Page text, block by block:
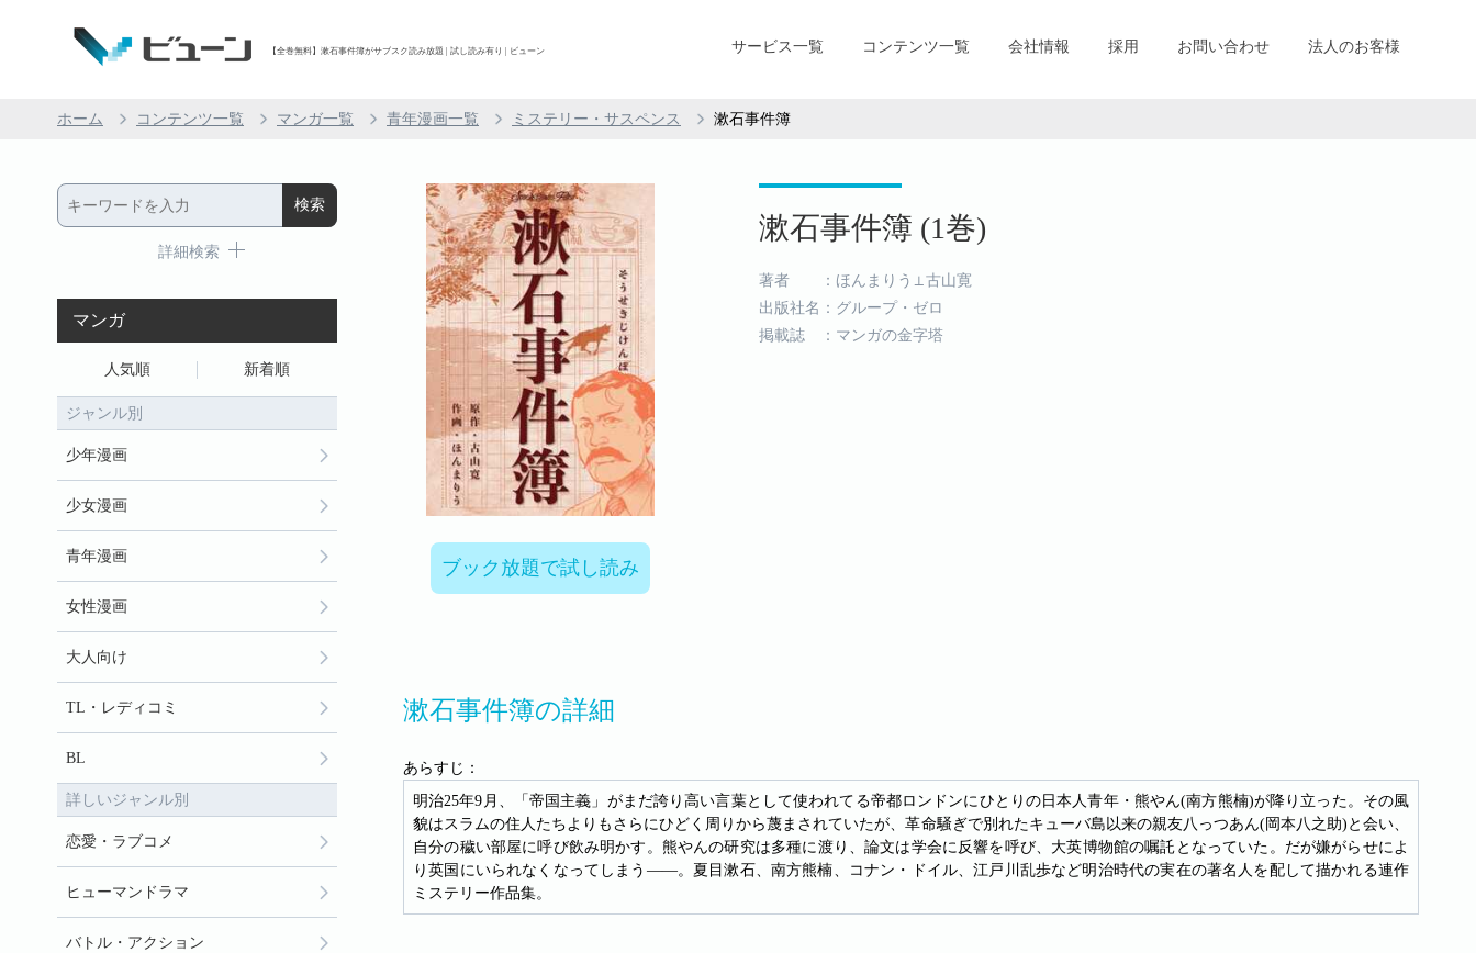
【全巻無料】漱石事件簿がサブスク読み放題 | 試し読み有り | ビューン サービス一覧 コンテンツ一覧 会社情報 採用 お問い合わせ 法人のお客様
ホーム コンテンツ一覧 マンガ一覧 青年漫画一覧 ミステリー・サスペンス 漱石事件簿
ブック放題で試し読み
漱石事件簿 (1巻)
著者 ：ほんまりう⊥古山寛
出版社名：グループ・ゼロ
掲載誌 ：マンガの金字塔
漱石事件簿の詳細
あらすじ：
明治25年9月、「帝国主義」がまだ誇り高い言葉として使われてる帝都ロンドンにひとりの日本人青年・熊やん(南方熊楠)が降り立った。その風
貌はスラムの住人たちよりもさらにひどく周りから蔑まされていたが、革命騒ぎで別れたキューバ島以来の親友八っつあん(岡本八之助)と会い、
自分の穢い部屋に呼び飲み明かす。熊やんの研究は多種に渡り、論文は学会に反響を呼び、大英博物館の嘱託となっていた。だが嫌がらせによ
り英国にいられなくなってしまう――。夏目漱石、南方熊楠、コナン・ドイル、江戸川乱歩など明治時代の実在の著名人を配して描かれる連作
ミステリー作品集。
詳細検索
マンガ
人気順 新着順
ジャンル別
少年漫画
少女漫画
青年漫画
女性漫画
大人向け
TL・レディコミ
BL
詳しいジャンル別
恋愛・ラブコメ
ヒューマンドラマ
バトル・アクション